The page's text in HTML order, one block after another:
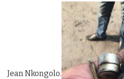
Jean Nkongolo.